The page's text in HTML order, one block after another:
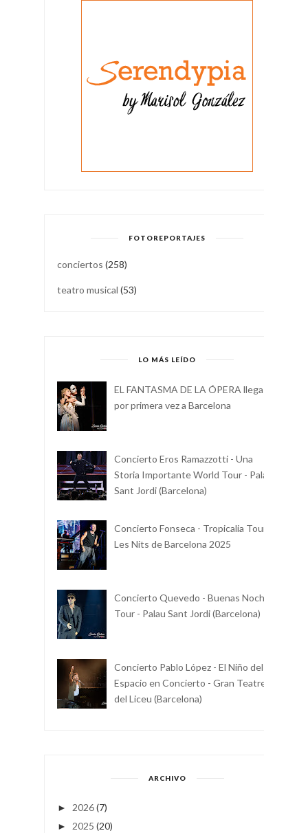
FOTOREPORTAJES
conciertos (258)
teatro musical (53)
LO MÁS LEÍDO
EL FANTASMA DE LA ÓPERA llega
por primera vez a Barcelona
Concierto Eros Ramazzotti - Una
Storia Importante World Tour - Palau
Sant Jordi (Barcelona)
Concierto Fonseca - Tropicalia Tour -
Les Nits de Barcelona 2025
Concierto Quevedo - Buenas Noches
Tour - Palau Sant Jordi (Barcelona)
Concierto Pablo López - El Niño del
Espacio en Concierto - Gran Teatre
del Liceu (Barcelona)
ARCHIVO
► 2026(7)
► 2025 (20)